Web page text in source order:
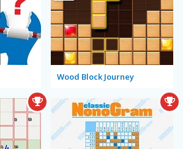
Wood Block Journey